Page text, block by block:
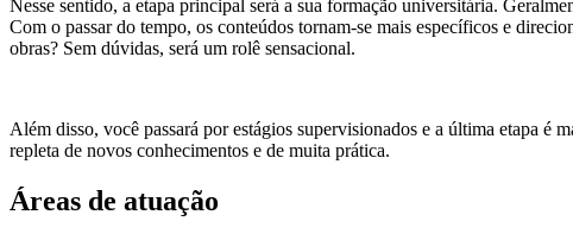
Nesse sentido, a etapa principal será a sua formação universitária.
Com o passar do tempo, os conteúdos tornam-se mais específicos e
obras? Sem dúvidas, será um rolê sensacional.
Além disso, você passará por estágios supervisionados e a última etapa é
repleta de novos conhecimentos e de muita prática.
Áreas de atuação